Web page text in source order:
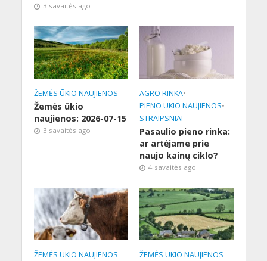
3 savaitės ago
ŽEMĖS ŪKIO NAUJIENOS
Žemės ūkio
naujienos: 2026-07-15
3 savaitės ago
AGRO RINKA•
PIENO ŪKIO NAUJIENOS•
STRAIPSNIAI
Pasaulio pieno rinka:
ar artėjame prie
naujo kainų ciklo?
4 savaitės ago
ŽEMĖS ŪKIO NAUJIENOS ŽEMĖS ŪKIO NAUJIENOS